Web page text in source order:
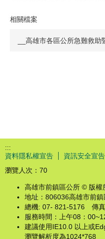
相關檔案
__高雄市各區公所急難救助
:::
資料隱私權宣告
資訊安全宣告
瀏覽人次： 70
高雄市前鎮區公所 © 版權
地址：806036高雄市前
總機: 07- 821-5176 傳
服務時間：上午08：
建議使用IE10.0 以上或
瀏覽解析度為1024*768